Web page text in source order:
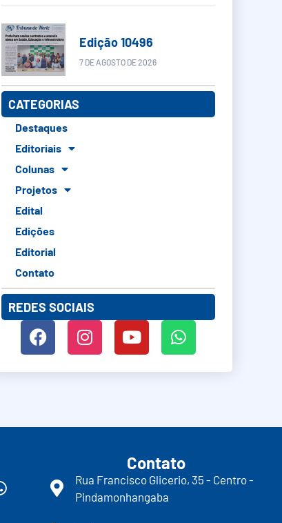
Edição 10496
7 DE AGOSTO DE 2026
CATEGORIAS
Destaques
Editoriais
Colunas
Projetos
Edital
Edições
Editorial
Contato
REDES SOCIAIS
Contato
Rua Francisco Glicerio, 35 - Centro -
Pindamonhangaba